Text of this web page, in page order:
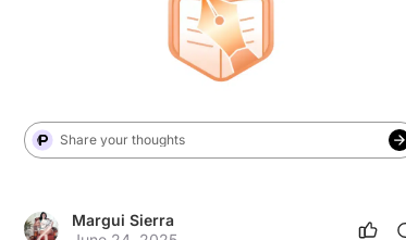
Share your thoughts
Margui Sierra